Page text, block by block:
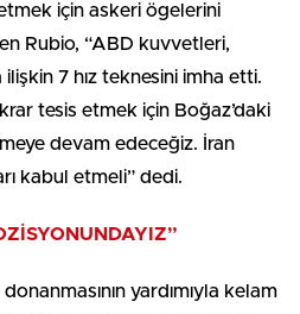
için askeri ögelerini
Rubio, “ABD kuvvetleri,
ilişkin 7 hız teknesini imha etti.
tesis etmek için Boğaz’daki
devam edeceğiz. İran
kabul etmeli” dedi.
yardımıyla kelam